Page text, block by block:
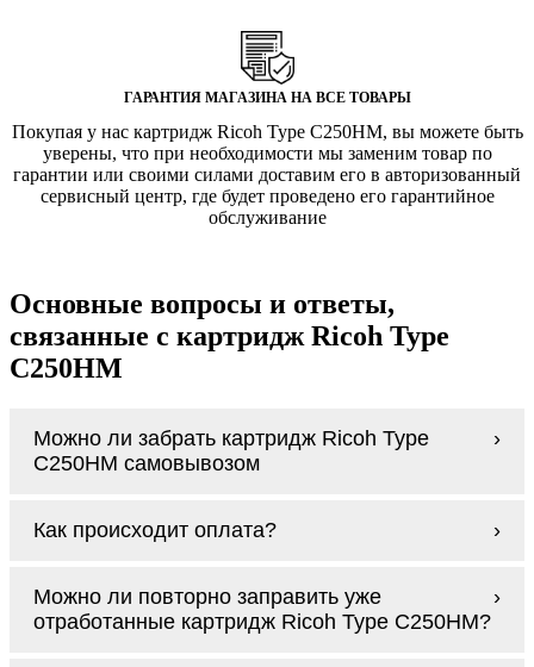
ГАРАНТИЯ МАГАЗИНА НА ВСЕ ТОВАРЫ
Покупая у нас картридж Ricoh Type C250HM, вы можете быть
уверены, что при необходимости мы заменим товар по
гарантии или своими силами доставим его в авторизованный
сервисный центр, где будет проведено его гарантийное
обслуживание
Основные вопросы и ответы,
связанные с картридж Ricoh Type
C250HM
Можно ли забрать картридж Ricoh Type
C250HM самовывозом
доставим заказ и сделаем это бесплатно
доставляем Вам картридж Ricoh Type
C250HM
Как происходит оплата?
C250HM наличными курьеру при получении
заказа.
Можно ли повторно заправить уже
отработанные картридж Ricoh Type C250HM?